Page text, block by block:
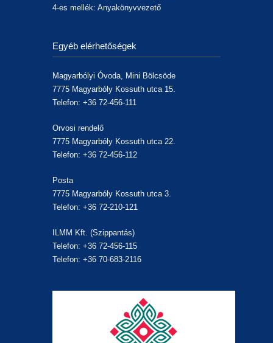
4-es mellék: Anyakönyvvezető
Egyéb elérhetőségek
Magyarbólyi Óvoda, Mini Bölcsöde
7775 Magyarbóly Kossuth utca 15.
Telefon: +36 72-456-111
Orvosi rendelő
7775 Magyarbóly Kossuth utca 22.
Telefon: +36 72-456-112
Posta
7775 Magyarbóly Kossuth utca 3.
Telefon: +36 72-210-121
ILMM Kft. (Szippantás)
Telefon: +36 72-456-115
Telefon: +36 70-683-2116